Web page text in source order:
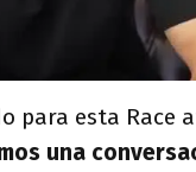
para esta Race
una